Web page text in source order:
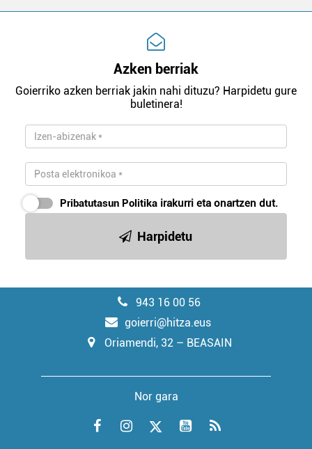
Azken berriak
Goierriko azken berriak jakin nahi dituzu? Harpidetu gure
buletinera!
Pribatutasun Politika irakurri eta onartzen dut.
Harpidetu
943 16 00 56
goierri@hitza.eus
Oriamendi, 32 – BEASAIN
Nor gara